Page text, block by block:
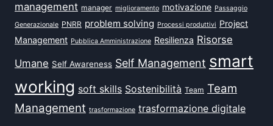
management manager miglioramento motivazione Passaggio
Generazionale PNRR problem solving Processi produttivi Project
Management Pubblica Amministrazione Resilienza Risorse
Umane Self Awareness Self Management smart
working soft skills Sostenibilità Team Team
Management trasformazione trasformazione digitale